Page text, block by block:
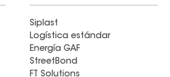
Siplast
Logística estándar
Energía GAF
StreetBond
FT Solutions